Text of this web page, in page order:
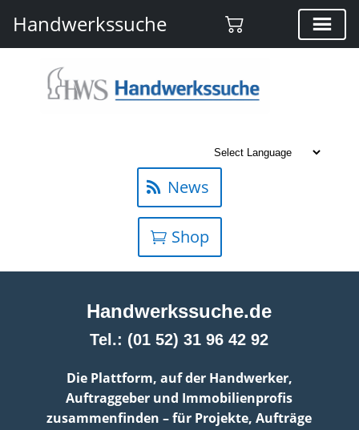
Handwerkssuche
News
Shop
Handwerkssuche.de
Tel.: (01 52) 31 96 42 92
Die Plattform, auf der Handwerker,
Auftraggeber und Immobilienprofis
zusammenfinden – für Projekte, Aufträge